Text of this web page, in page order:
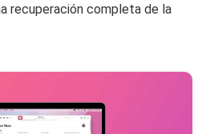
recuperación completa de la